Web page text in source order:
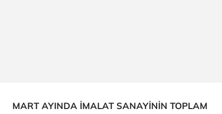
MART AYINDA İMALAT SANAYİNİN TOPLAM